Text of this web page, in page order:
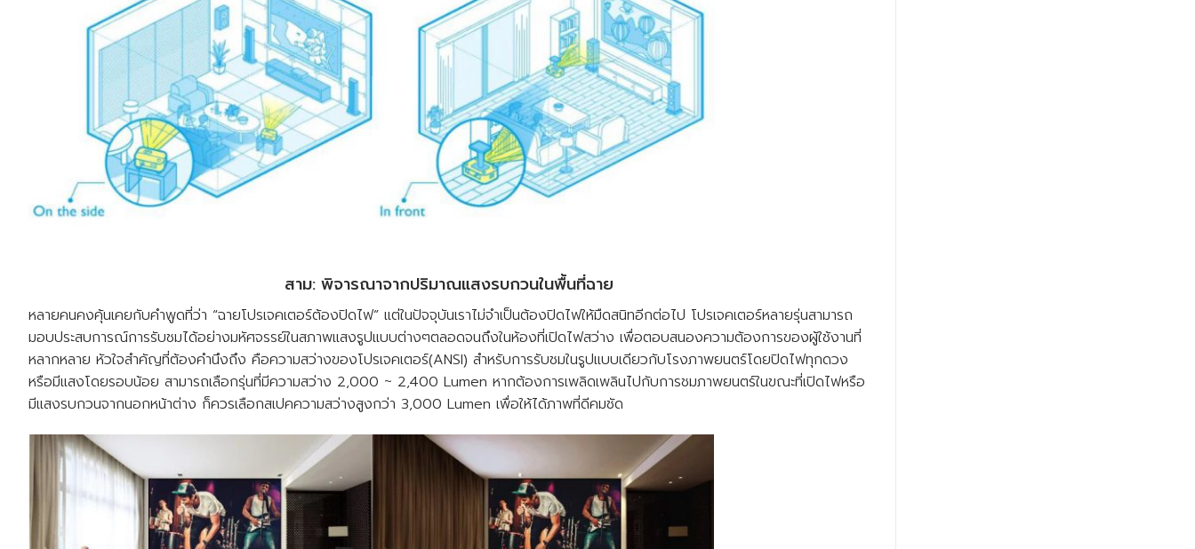
สาม: พิจารณาจากปริมาณแสงรบกวนในพื้นที่ฉาย
หลายคนคงคุ้นเคยกับคำพูดที่ว่า “ฉายโปรเจคเตอร์ต้องปิดไฟ” แต่ในปัจจุบันเราไม่จำเป็นต้องปิดไฟให้มืดสนิทอีกต่อไป โปรเจคเตอร์หลายรุ่นสามารถ
มอบประสบการณ์การรับชมได้อย่างมหัศจรรย์ในสภาพแสงรูปแบบต่างๆตลอดจนถึงในห้องที่เปิดไฟสว่าง เพื่อตอบสนองความต้องการของผู้ใช้งานที่
หลากหลาย หัวใจสำคัญที่ต้องคำนึงถึง คือความสว่างของโปรเจคเตอร์(ANSI) สำหรับการรับชมในรูปแบบเดียวกับโรงภาพยนตร์โดยปิดไฟทุกดวง
หรือมีแสงโดยรอบน้อย สามารถเลือกรุ่นที่มีความสว่าง 2,000 ~ 2,400 Lumen หากต้องการเพลิดเพลินไปกับการชมภาพยนตร์ในขณะที่เปิดไฟหรือ
มีแสงรบกวนจากนอกหน้าต่าง ก็ควรเลือกสเปคความสว่างสูงกว่า 3,000 Lumen เพื่อให้ได้ภาพที่ดีคมชัด